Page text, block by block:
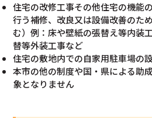
住宅の改修工事その他住宅の機能
行う補修、改良又は設備改善のた
む）例：床や壁紙の張替え等内装
替等外装工事など
住宅の敷地内での自家用駐車場の
本市の他の制度や国・県による助
象となりません